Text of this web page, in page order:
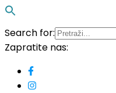
Search for:
Zapratite nas: